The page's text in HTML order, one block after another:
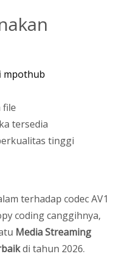
mpothub
file
tersedia
tinggi
terhadap codec AV1
coding canggihnya,
Media Streaming
di tahun 2026.